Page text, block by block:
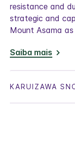
resistance and
strategic and
Mount Asama
Saiba mais